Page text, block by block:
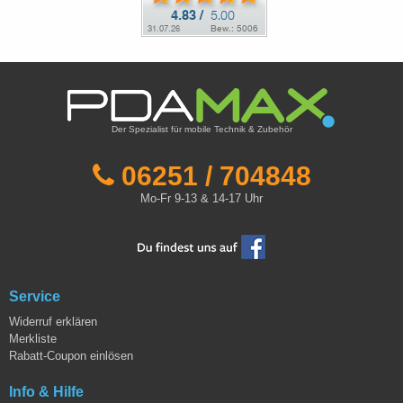
Der Spezialist für mobile Technik & Zubehör
06251 / 704848
Mo-Fr 9-13 & 14-17 Uhr
Service
Widerruf erklären
Merkliste
Rabatt-Coupon einlösen
Info & Hilfe